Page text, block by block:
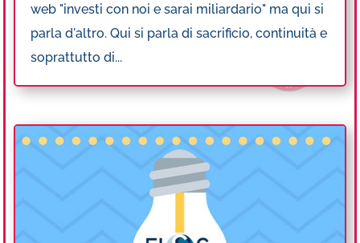
web "investi con noi e sarai miliardario" ma qui si
parla d'altro. Qui si parla di sacrificio, continuità e
soprattutto di...